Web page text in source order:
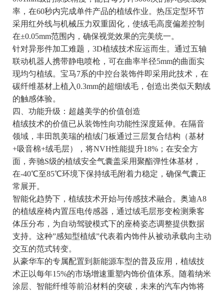
率，在60秒内完成单件产品的植绒作业。热压定型环节
采用红外线与机械压力双重固化，使绒毛高度偏差控制
在±0.05mm范围内，确保视觉效果的完美统一。
针对异形件加工难题，3D植绒技术应运而生。通过五轴
联动机器人携带静电喷枪，可在曲率半径5mm的曲面实
现均匀植绒。宝马7系的中控台装饰件即采用此技术，在
碳纤维基材上植入0.3mm的超细绒毛，创造出类似天鹅绒
的触感体验。
四、功能升级：超越美学的价值创造
植绒技术的价值已从装饰性向功能性深度延伸。在隔音
领域，丰田凯美瑞的植绒门板通过三层复合结构（基材
+吸音棉+绒毛层），将NVH性能提升18%；在安全方
面，奔驰S级的植绒安全气囊盖采用聚酯弹性体基材，
在-40℃至85℃环境下保持绒毛附着力稳定，确保气囊正
常展开。
智能化趋势下，植绒技术开始与传感技术融合。奥迪A8
的植绒座椅内置压电传感器，通过绒毛层形变检测乘客
体压分布，为自动驾驶模式下的座椅姿态调整提供数据
支持。这种”感知型植绒”代表着内饰件从被动承载向主动
交互的范式转变。
从豪华车的专属配置到新能源车型的普及应用，植绒技
术正以每年15%的市场增速重塑内饰价值体系。随着纳米
涂层、智能纤维等前沿材料的突破，未来的汽车内饰将